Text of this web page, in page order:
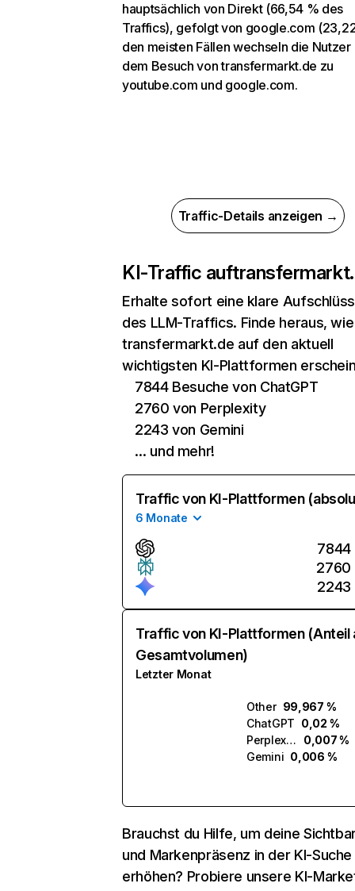
hauptsächlich von Direkt (66,54 % des
Traffics), gefolgt von google.com
den meisten Fällen wechseln die Nutzer
dem Besuch von transfermarkt.de zu
youtube.com und google.com.
Traffic-Details anzeigen →
KI-Traffic auf
Erhalte sofort eine klare
des LLM-Traffics. Finde heraus, wie
transfermarkt.de auf den aktuell
wichtigsten KI-Plattformen
7844 Besuche von ChatGPT
2760 von Perplexity
2243 von Gemini
… und mehr!
Traffic von KI-Plattformen
6 Monate
7844
2760
2243
Traffic von KI-Plattformen (Anteil
Gesamtvolumen)
Letzter Monat
Other 99,967 %
ChatGPT 0,02 %
Perplexity
0,007 %
Gemini 0,006 %
Brauchst du Hilfe, um deine
und Markenpräsenz in der KI-Suche
erhöhen? Probiere unsere KI-